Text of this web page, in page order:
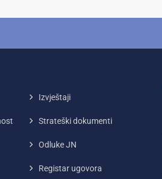
Izvještaji
Strateški dokumenti
Odluke JN
Registar ugovora